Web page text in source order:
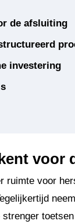
de afsluiting
investering
voor
ruimte voor